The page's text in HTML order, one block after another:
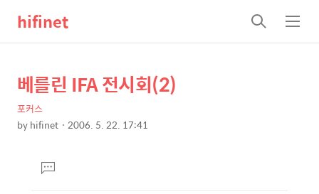
hifinet
검
색
메
뉴
상
세
컨
본
문
제
목
베를린 IFA 전시회(2)
포커스
byhifinet 2006. 5. 22. 17:41
댓
글